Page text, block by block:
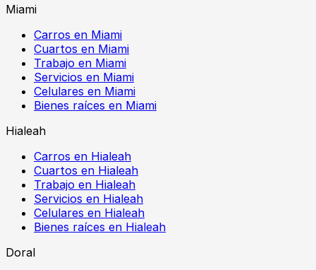
Miami
Carros en Miami
Cuartos en Miami
Trabajo en Miami
Servicios en Miami
Celulares en Miami
Bienes raíces en Miami
Hialeah
Carros en Hialeah
Cuartos en Hialeah
Trabajo en Hialeah
Servicios en Hialeah
Celulares en Hialeah
Bienes raíces en Hialeah
Doral